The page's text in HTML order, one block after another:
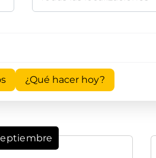
¿Qué hacer hoy?